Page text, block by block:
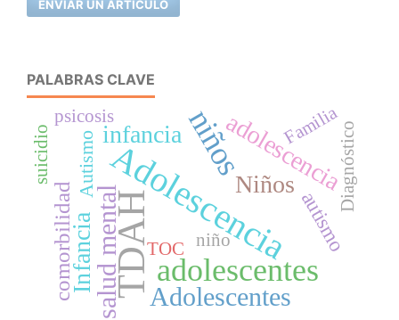
ENVIAR UN ARTÍCULO
PALABRAS CLAVE
TDAH
Adolescencia
niños
adolescentes
Adolescentes
salud mental
Infancia
adolescencia
Niños
infancia
comorbilidad autismo
Autismo
TOC
Familia
psicosis
suicidio Diagnóstico
niño